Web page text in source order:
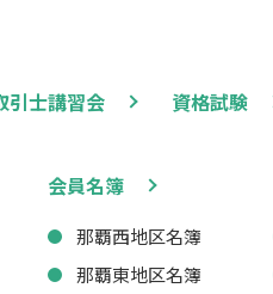
引士講習会 資格試験
会員名簿
那覇西地区名簿
那覇東地区名簿